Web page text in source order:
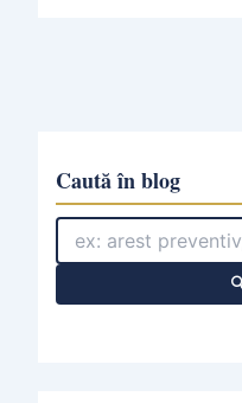
Caută în blog